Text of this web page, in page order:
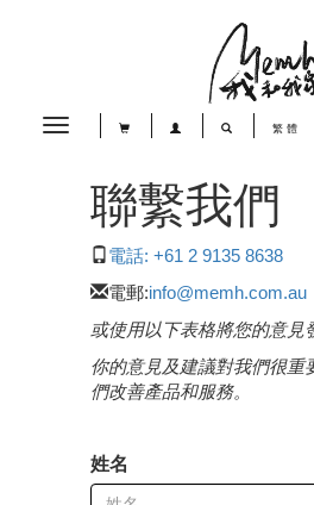
Toggle
繁體
聯繫我們
電話: +61 2 9135 8638
電郵:info@memh.com.au
或使用以下表格將您的意見
你的意見及建議對我們很重
們改善產品和服務。
姓名